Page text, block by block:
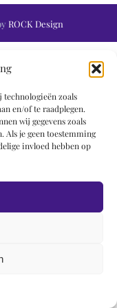
technologieën zoals
en/of te raadplegen.
wij gegevens zoals
Als je geen toestemming
invloed hebben op
ROCK Design